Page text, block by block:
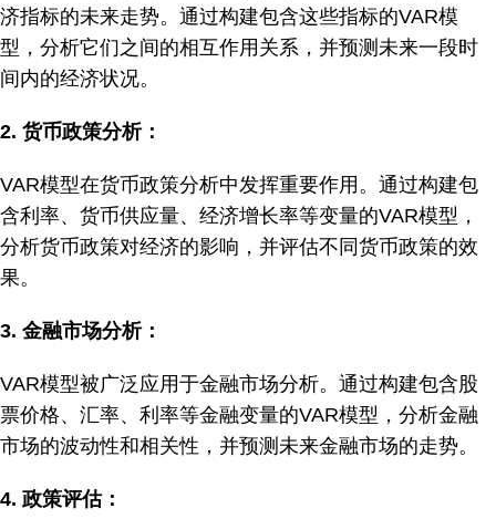
济指标的未来走势。通过构建包含这些指标的VAR模
型，分析它们之间的相互作用关系，并预测未来一段时
间内的经济状况。
2. 货币政策分析：
VAR模型在货币政策分析中发挥重要作用。通过构建包
含利率、货币供应量、经济增长率等变量的VAR模型，
分析货币政策对经济的影响，并评估不同货币政策的效
果。
3. 金融市场分析：
VAR模型被广泛应用于金融市场分析。通过构建包含股
票价格、汇率、利率等金融变量的VAR模型，分析金融
市场的波动性和相关性，并预测未来金融市场的走势。
4. 政策评估：